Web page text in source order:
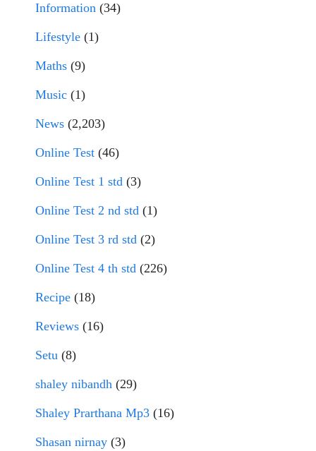
Information (34)
Lifestyle (1)
Maths (9)
Music (1)
News (2,203)
Online Test (46)
Online Test 1 std (3)
Online Test 2 nd std (1)
Online Test 3 rd std (2)
Online Test 4 th std (226)
Recipe (18)
Reviews (16)
Setu (8)
shaley nibandh (29)
Shaley Prarthana Mp3 (16)
Shasan nirnay (3)